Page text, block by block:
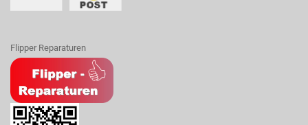
Flipper Reparaturen